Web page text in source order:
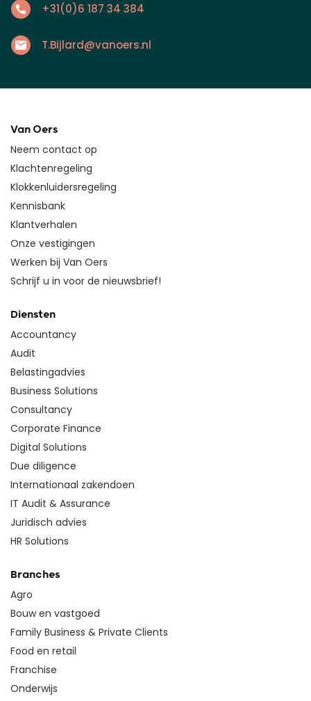
+31(0)6 187 34 384
T.Bijlard@vanoers.nl
Van Oers
Neem contact op
Klachtenregeling
Klokkenluidersregeling
Kennisbank
Klantverhalen
Onze vestigingen
Werken bij Van Oers
Schrijf u in voor de nieuwsbrief!
Diensten
Accountancy
Audit
Belastingadvies
Business Solutions
Consultancy
Corporate Finance
Digital Solutions
Due diligence
Internationaal zakendoen
IT Audit & Assurance
Juridisch advies
HR Solutions
Branches
Agro
Bouw en vastgoed
Family Business & Private Clients
Food en retail
Franchise
Onderwijs